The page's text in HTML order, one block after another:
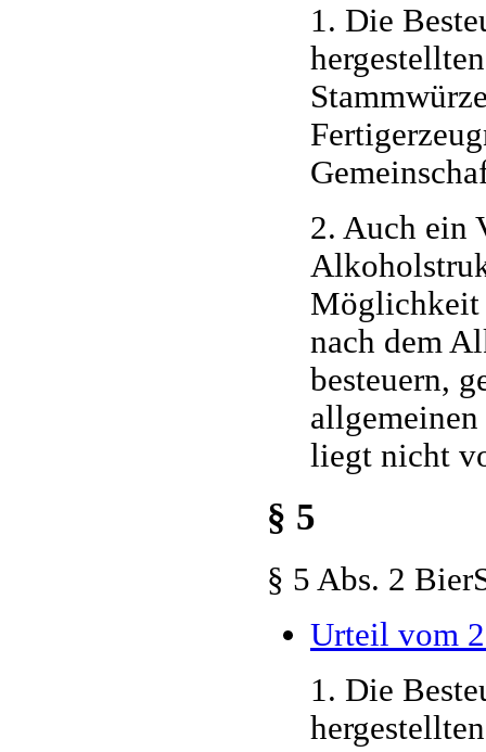
1. Die
2. Auch ein
Möglichkeit
nach dem
besteuern,
allgemeinen
liegt nicht
§ 5
§ 5 Abs. 2
Urteil vom
1. Die